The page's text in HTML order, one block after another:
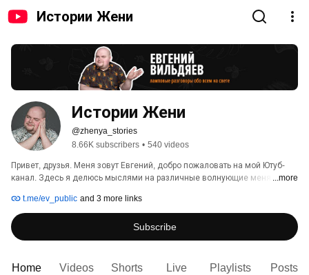
Истории Жени
Истории Жени
@zhenya_stories
8.66K subscribers • 540 videos
Привет, друзья. Меня зовут Евгений, добро пожаловать на мой Ютуб-
канал. Здесь я делюсь мыслями на различные волнующие меня темы.
карт. Буду рад вашим комментариям :)
...more
t.me/ev_public and 3 more links
Subscribe
Home Videos Shorts Live Playlists Posts